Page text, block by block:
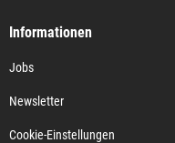
Informationen
Jobs
Newsletter
Cookie-Einstellungen